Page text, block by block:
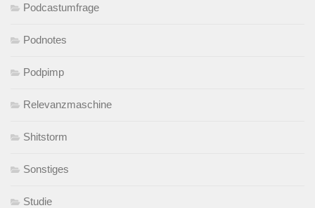
Podcastumfrage
Podnotes
Podpimp
Relevanzmaschine
Shitstorm
Sonstiges
Studie